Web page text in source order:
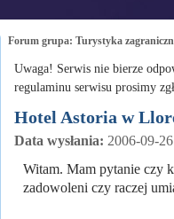
Forum grupa: Turystyka
Uwaga! Serwis nie bierze
regulaminu serwisu prosimy
Hotel Astoria w
Data wysłania: 2006-09-
Witam. Mam pytanie czy
zadowoleni czy raczej